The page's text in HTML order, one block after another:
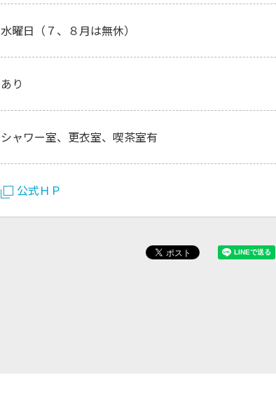
水曜日（７、８月は無休）
あり
シャワー室、更衣室、喫茶室有
公式ＨＰ